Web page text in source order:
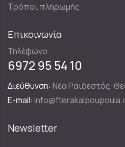
Τρόποι πληρωμής
Επικοινωνία
Τηλέφωνο
6972 95 54 10
Διεύθυνση: Νέα Ραιδεστός,
E-mail:
Newsletter